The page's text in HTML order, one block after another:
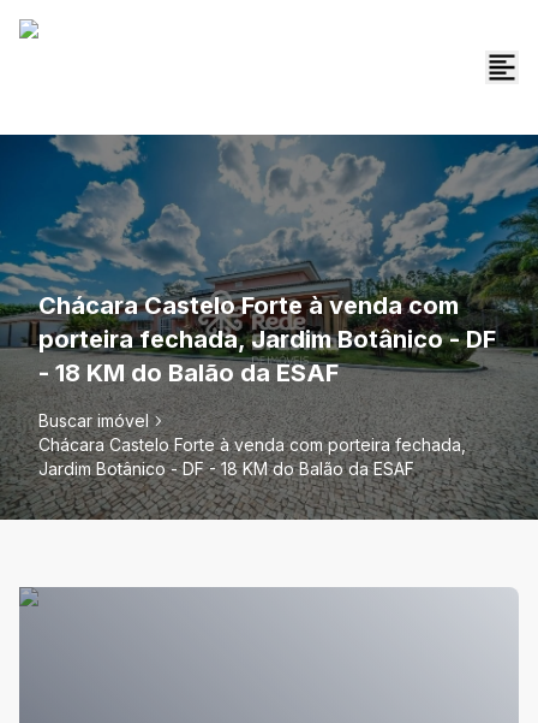
Chácara Castelo Forte à venda com
porteira fechada, Jardim Botânico - DF
- 18 KM do Balão da ESAF
Buscar imóvel
Chácara Castelo Forte à venda com porteira fechada,
Jardim Botânico - DF - 18 KM do Balão da ESAF